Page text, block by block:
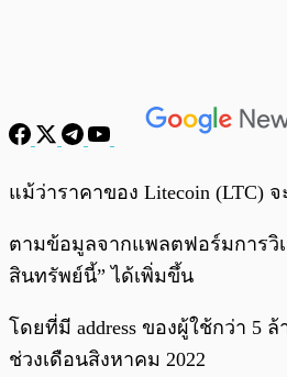
แม้ว่าราคาของ Litecoin (LTC)
ตามข้อมูลจากแพลตฟอร์มการวิเ
สินทรัพย์นี้” ได้เพิ่มขึ้น
โดยที่มี address ของผู้ใช้กว่า 5
ช่วงเดือนสิงหาคม 2022